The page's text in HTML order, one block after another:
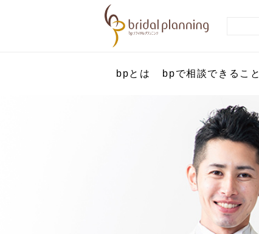
bpとは bpで相談できること